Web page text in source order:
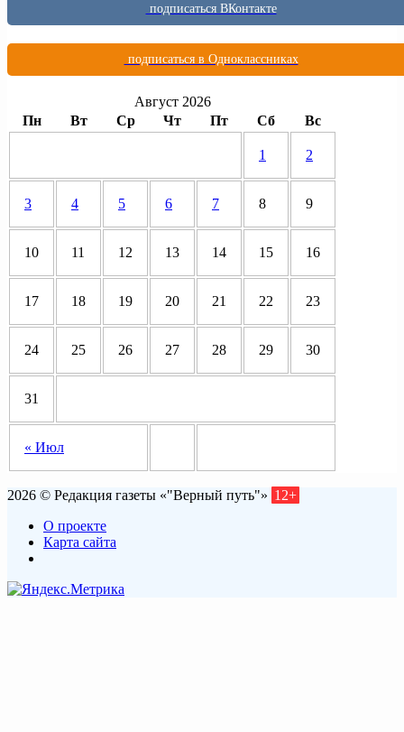
подписаться ВКонтакте
подписаться в Одноклассниках
Август 2026
Пн
Вт Ср Чт Пт Сб Вс
« Июл
1 2
3 4 5 6 7 8 9
10 11 12 13 14 15 16
17 18 19 20 21 22 23
24 25 26 27 28 29 30
31
2026 © Редакция газеты «"Верный путь"» 12+
О проекте
Карта сайта